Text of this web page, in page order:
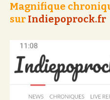
Magnifique
sur Indiepoprock.fr